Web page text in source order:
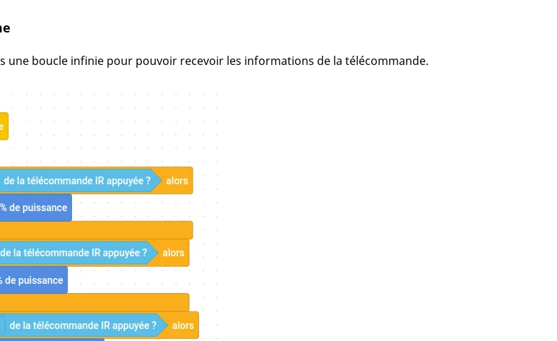
une boucle infinie pour pouvoir recevoir les informations de la télécommande.